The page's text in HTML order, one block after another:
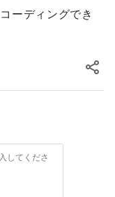
ーディングでき